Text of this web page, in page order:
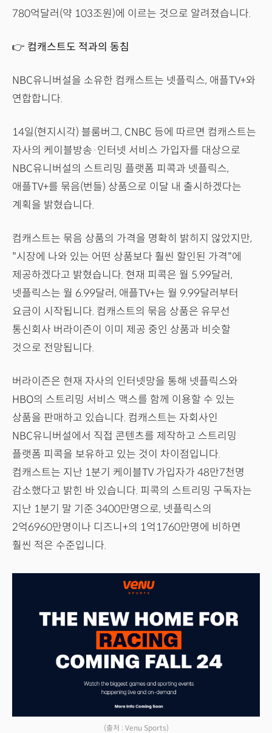
780억달러(약 103조원)에 이르는 것으로 알려졌습니다.
👉 컴캐스트도 적과의 동침
NBC유니버설을 소유한 컴캐스트는 넷플릭스, 애플TV+와
연합합니다.
14일(현지시각) 블룸버그, CNBC 등에 따르면 컴캐스트는
자사의 케이블방송·인터넷 서비스 가입자를 대상으로
NBC유니버설의 스트리밍 플랫폼 피콕과 넷플릭스,
애플TV+를 묶음(번들) 상품으로 이달 내 출시하겠다는
계획을 밝혔습니다.
컴캐스트는 묶음 상품의 가격을 명확히 밝히지 않았지만,
"시장에 나와 있는 어떤 상품보다 훨씬 할인된 가격"에
제공하겠다고 밝혔습니다. 현재 피콕은 월 5.99달러,
넷플릭스는 월 6.99달러, 애플TV+는 월 9.99달러부터
요금이 시작됩니다. 컴캐스트의 묶음 상품은 유무선
통신회사 버라이즌이 이미 제공 중인 상품과 비슷할
것으로 전망됩니다.
버라이즌은 현재 자사의 인터넷망을 통해 넷플릭스와
HBO의 스트리밍 서비스 맥스를 함께 이용할 수 있는
상품을 판매하고 있습니다. 컴캐스트는 자회사인
NBC유니버설에서 직접 콘텐츠를 제작하고 스트리밍
플랫폼 피콕을 보유하고 있는 것이 차이점입니다.
컴캐스트는 지난 1분기 케이블TV 가입자가 48만7천명
감소했다고 밝힌 바 있습니다. 피콕의 스트리밍 구독자는
지난 1분기 말 기준 3400만명으로, 넷플릭스의
2억6960만명이나 디즈니+의 1억1760만명에 비하면
훨씬 적은 수준입니다.
(출처 : Venu Sports)